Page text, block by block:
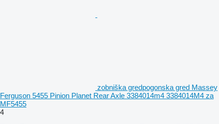
zobniška gredpogonska gred Massey
Ferguson 5455 Pinion Planet Rear Axle 3384014m4 3384014M4 za
MF5455
4